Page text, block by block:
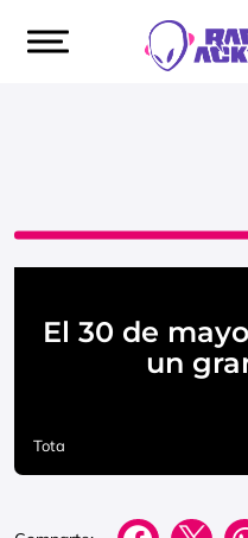
El 30 de
un
Tota